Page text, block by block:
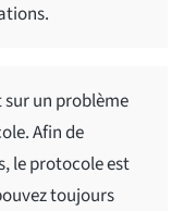
un problème
Afin de
le protocole est
toujours